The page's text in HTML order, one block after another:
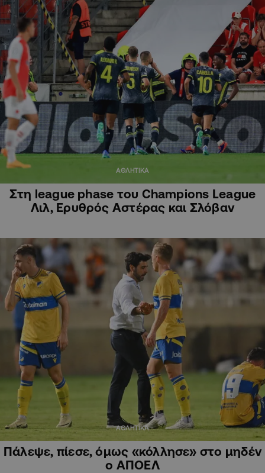
ΑΘΛΗΤΙΚΑ
Στη league phase του Champions League
Λιλ, Ερυθρός Αστέρας και Σλόβαν
ΑΘΛΗΤΙΚΑ
Πάλεψε, πίεσε, όμως «κόλλησε» στο μηδέν
ο ΑΠΟΕΛ